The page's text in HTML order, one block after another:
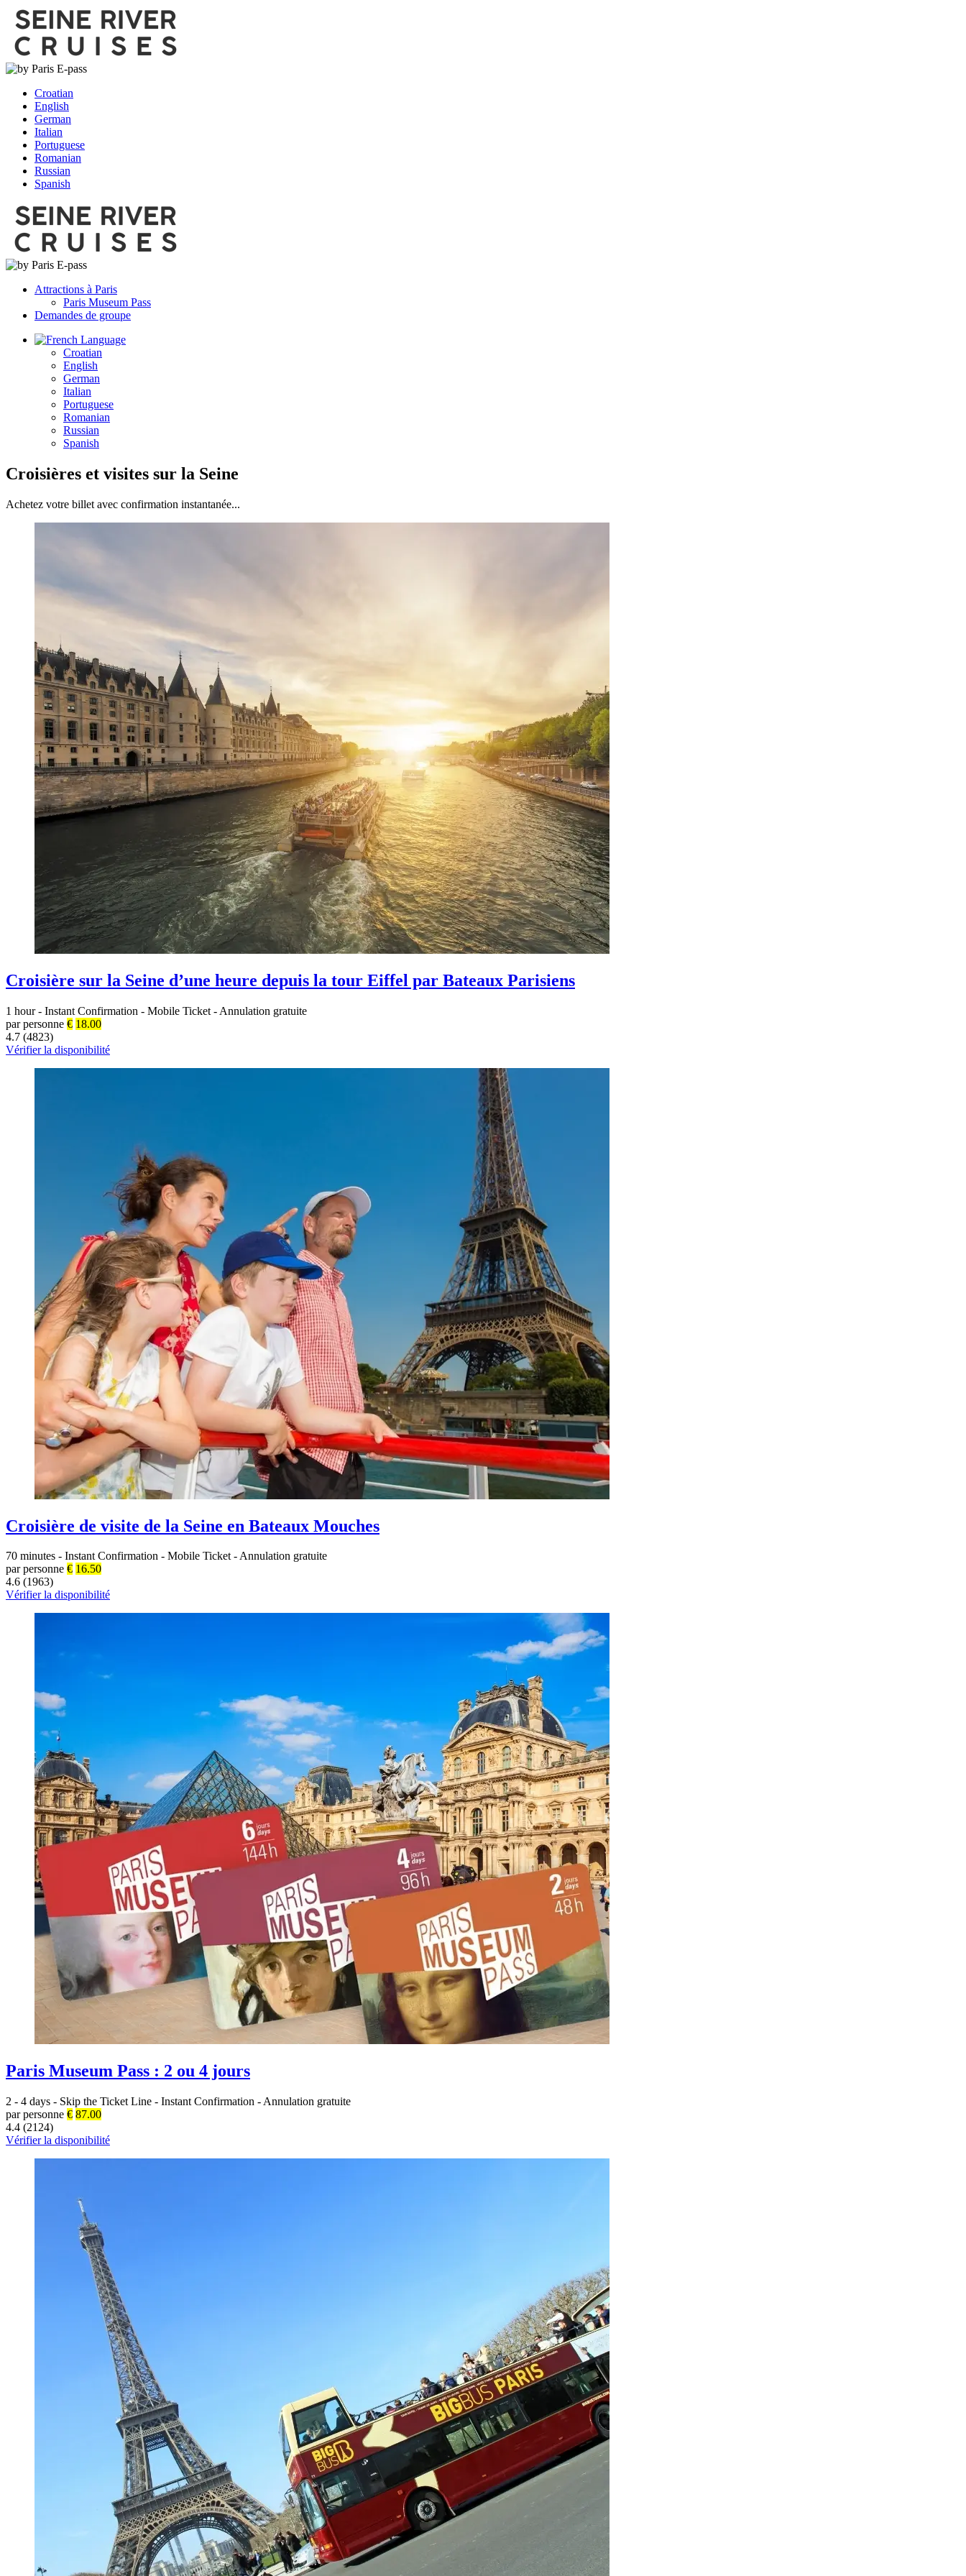
Croatian
English
German
Italian
Portuguese
Romanian
Russian
Spanish
Attractions à Paris
Paris Museum Pass
Demandes de groupe
Language
Croatian
English
German
Italian
Portuguese
Romanian
Russian
Spanish
Croisières et visites sur la Seine
Achetez votre billet avec confirmation instantanée...
Croisière sur la Seine d’une heure depuis la tour Eiffel par Bateaux Parisiens
1 hour - Instant Confirmation - Mobile Ticket - Annulation gratuite
par personne € 18.00
4.7 (4823)
Vérifier la disponibilité
Croisière de visite de la Seine en Bateaux Mouches
70 minutes - Instant Confirmation - Mobile Ticket -Annulation gratuite
par personne € 16.50
4.6 (1963)
Vérifier la disponibilité
Paris Museum Pass : 2 ou 4 jours
2 - 4 days - Skip the Ticket Line - Instant Confirmation - Annulation gratuite
par personne € 87.00
4.4 (2124)
Vérifier la disponibilité